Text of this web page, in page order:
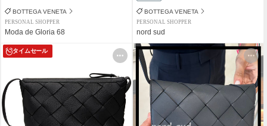
BOTTEGA VENETA
PERSONAL SHOPPER
Moda de Gloria 68
BOTTEGA VENETA
PERSONAL SHOPPER
nord sud
タイムセール